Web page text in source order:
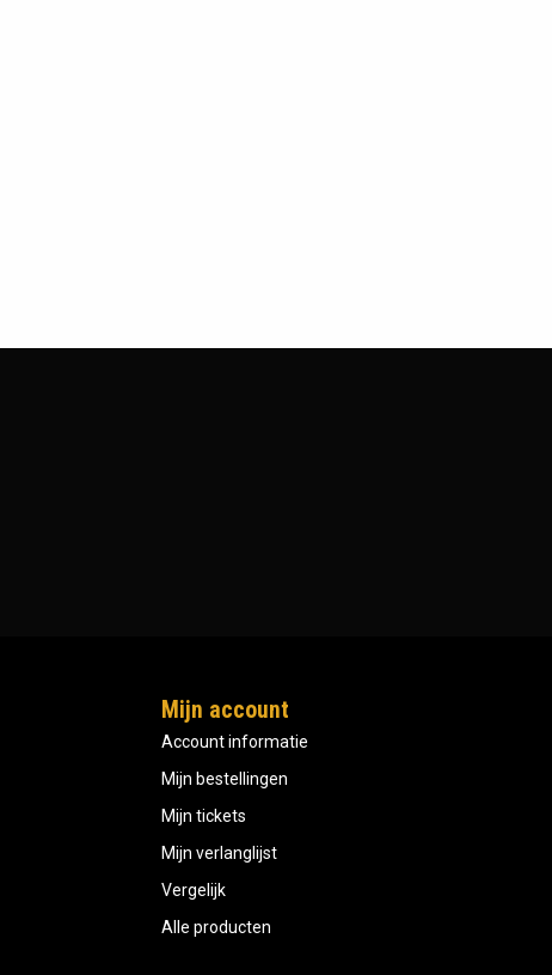
Mijn account
Account informatie
Mijn bestellingen
Mijn tickets
Mijn verlanglijst
Vergelijk
Alle producten